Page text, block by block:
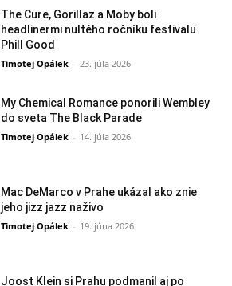
The Cure, Gorillaz a Moby boli
headlinermi nultého ročníku festivalu
Phill Good
Timotej Opálek - 23. júla 2026
My Chemical Romance ponorili Wembley
do sveta The Black Parade
Timotej Opálek - 14. júla 2026
Mac DeMarco v Prahe ukázal ako znie
jeho jizz jazz naživo
Timotej Opálek - 19. júna 2026
Joost Klein si Prahu podmanil aj po